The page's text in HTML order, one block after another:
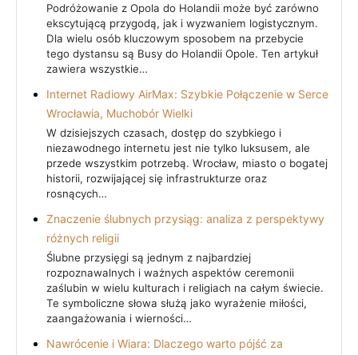
Podróżowanie z Opola do Holandii może być zarówno
ekscytującą przygodą, jak i wyzwaniem logistycznym.
Dla wielu osób kluczowym sposobem na przebycie
tego dystansu są Busy do Holandii Opole. Ten artykuł
zawiera wszystkie…
Internet Radiowy AirMax: Szybkie Połączenie w Serce
Wrocławia, Muchobór Wielki
W dzisiejszych czasach, dostęp do szybkiego i
niezawodnego internetu jest nie tylko luksusem, ale
przede wszystkim potrzebą. Wrocław, miasto o bogatej
historii, rozwijającej się infrastrukturze oraz
rosnących…
Znaczenie ślubnych przysiąg: analiza z perspektywy
różnych religii
Ślubne przysięgi są jednym z najbardziej
rozpoznawalnych i ważnych aspektów ceremonii
zaślubin w wielu kulturach i religiach na całym świecie.
Te symboliczne słowa służą jako wyrażenie miłości,
zaangażowania i wierności…
Nawrócenie i Wiara: Dlaczego warto pójść za